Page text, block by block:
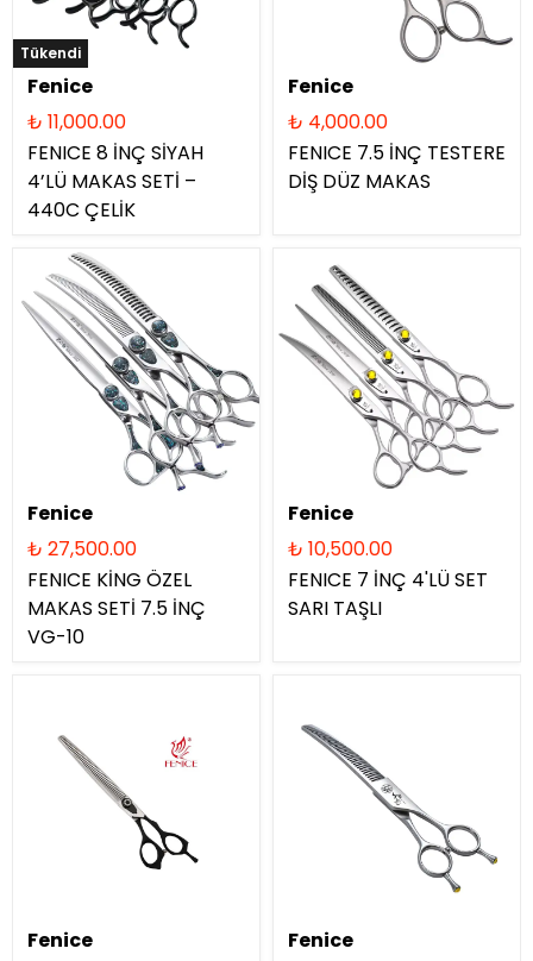
Tükendi
Fenice
₺ 11,000.00
FENICE 8 İNÇ SİYAH
4’LÜ MAKAS SETİ –
440C ÇELİK
Fenice
₺ 4,000.00
FENICE 7.5 İNÇ TESTERE
DİŞ DÜZ MAKAS
Fenice
₺ 27,500.00
FENICE KİNG ÖZEL
MAKAS SETİ 7.5 İNÇ
VG-10
Fenice
₺ 10,500.00
FENICE 7 İNÇ 4'LÜ SET
SARI TAŞLI
Fenice
Fenice